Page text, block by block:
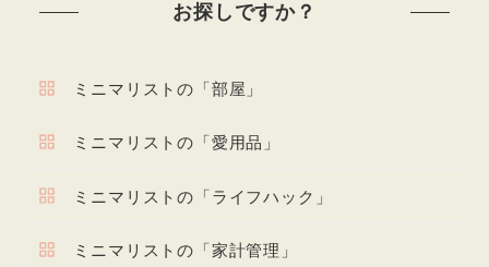
お探しですか？
ミニマリストの「部屋」
ミニマリストの「愛用品」
ミニマリストの「ライフハック」
ミニマリストの「家計管理」